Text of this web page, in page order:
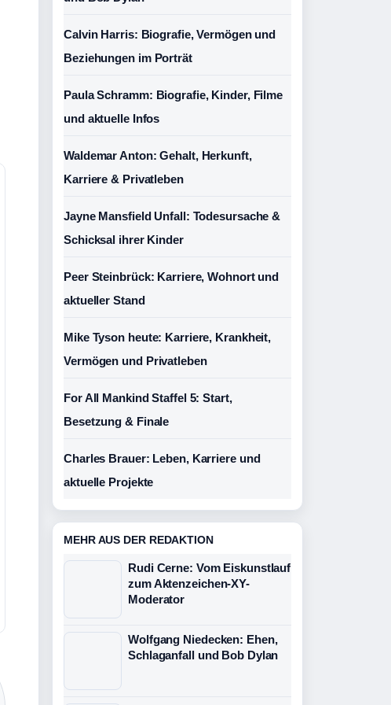
Calvin Harris: Biografie, Vermögen und
Beziehungen im Porträt
Paula Schramm: Biografie, Kinder, Filme
und aktuelle Infos
Waldemar Anton: Gehalt, Herkunft,
Karriere & Privatleben
Jayne Mansfield Unfall: Todesursache &
Schicksal ihrer Kinder
Peer Steinbrück: Karriere, Wohnort und
aktueller Stand
Mike Tyson heute: Karriere, Krankheit,
Vermögen und Privatleben
For All Mankind Staffel 5: Start,
Besetzung & Finale
Charles Brauer: Leben, Karriere und
aktuelle Projekte
MEHR AUS DER REDAKTION
Rudi Cerne: Vom Eiskunstlauf
zum Aktenzeichen-XY-
Moderator
Wolfgang Niedecken: Ehen,
Schlaganfall und Bob Dylan